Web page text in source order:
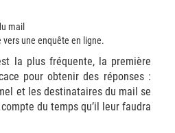
mail
une enquête en ligne.
la plus fréquente, la première
pour obtenir des réponses :
et les destinataires du mail se
du temps qu’il leur faudra